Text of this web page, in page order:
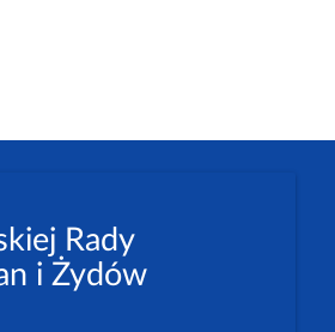
Rady
i Żydów